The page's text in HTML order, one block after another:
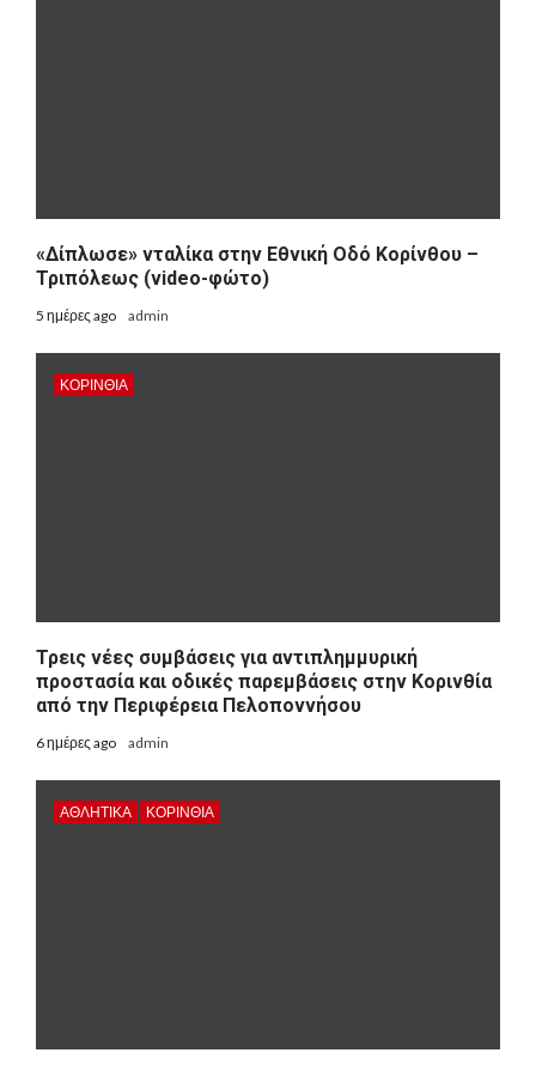
«Δίπλωσε» νταλίκα στην Εθνική Oδό Κορίνθου –
Τριπόλεως (video-φώτο)
5 ημέρες ago admin
ΚΟΡΙΝΘΊΑ
Τρεις νέες συμβάσεις για αντιπλημμυρική
προστασία και οδικές παρεμβάσεις στην Κορινθία
από την Περιφέρεια Πελοποννήσου
6 ημέρες ago admin
ΑΘΛΗΤΙΚΑ ΚΟΡΙΝΘΊΑ